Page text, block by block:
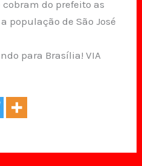
do prefeito as
população de São José
para Brasília! VIA